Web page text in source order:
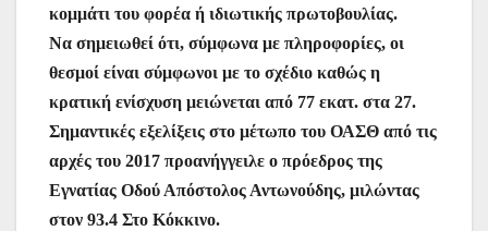
κομμάτι του φορέα ή ιδιωτικής πρωτοβουλίας.
Να σημειωθεί ότι, σύμφωνα με πληροφορίες, οι
θεσμοί είναι σύμφωνοι με το σχέδιο καθώς η
κρατική ενίσχυση μειώνεται από 77 εκατ. στα 27.
Σημαντικές εξελίξεις στο μέτωπο του ΟΑΣΘ από τις
αρχές του 2017 προανήγγειλε ο πρόεδρος της
Εγνατίας Οδού Απόστολος Αντωνούδης, μιλώντας
στον 93.4 Στο Κόκκινο.